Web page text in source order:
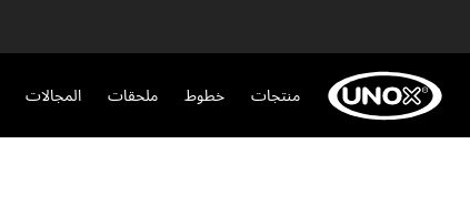
منتجات خطوط ملحقات المجالات